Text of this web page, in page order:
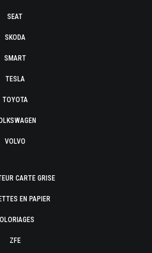
SEAT
SKODA
SMART
TESLA
TOYOTA
VOLVO
CARTE GRISE
EN PAPIER
ZFE